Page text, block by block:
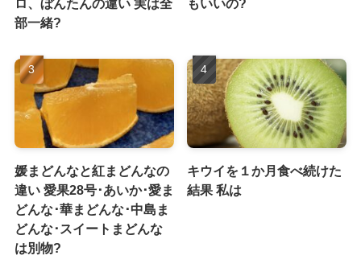
ロ、ぼんたんの違い 実は全
部一緒?
もいいの?
媛まどんなと紅まどんなの
違い 愛果28号･あいか･愛ま
どんな･華まどんな･中島ま
どんな･スイートまどんな
は別物?
キウイを１か月食べ続けた
結果 私は